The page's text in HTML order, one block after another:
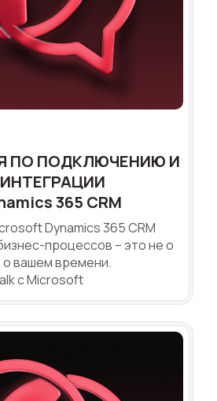
ПО ПОДКЛЮЧЕНИЮ И
365 CRM
Dynamics 365 CRM
процессов – это не о
о вашем времени.
с Microsoft